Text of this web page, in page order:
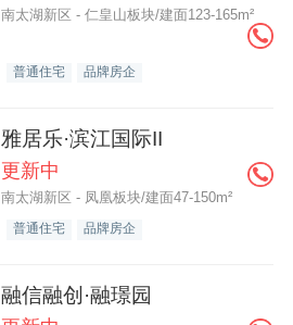
南太湖新区 - 仁皇山板块/建面123-165m²
普通住宅 品牌房企
雅居乐·滨江国际II
更新中
南太湖新区 - 凤凰板块/建面47-150m²
普通住宅 品牌房企
融信融创·融璟园